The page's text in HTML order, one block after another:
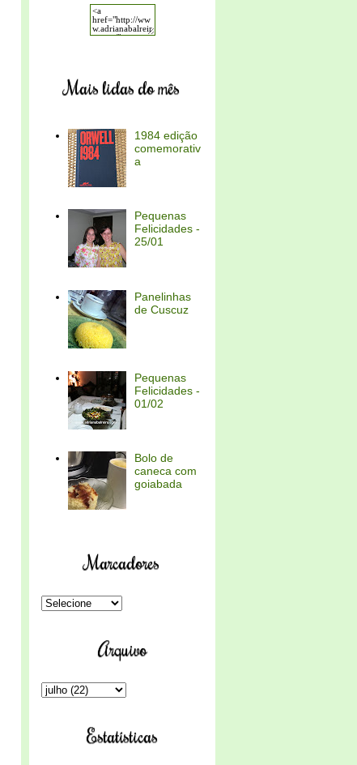
Mais lidas do mês
1984 edição
comemorativ
a
Pequenas
Felicidades -
25/01
Panelinhas
de Cuscuz
Pequenas
Felicidades -
01/02
Bolo de
caneca com
goiabada
Marcadores
Arquivo
Estatísticas